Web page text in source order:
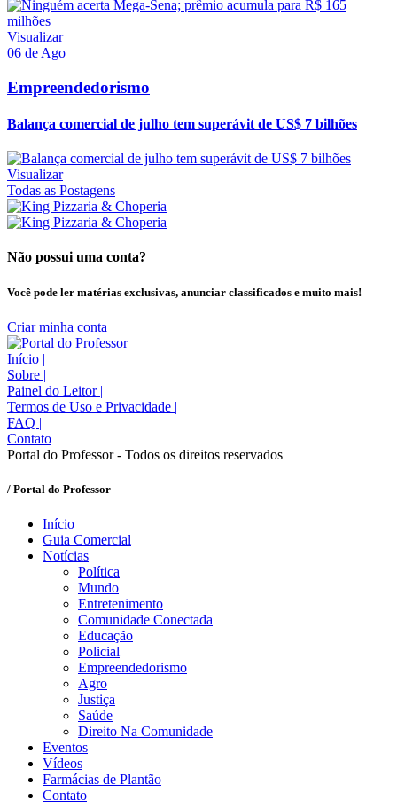
Visualizar
06 de Ago
Empreendedorismo
Balança comercial de julho tem superávit de US$ 7 bilhões
Visualizar
Todas as Postagens
Não possui uma conta?
Você pode ler matérias exclusivas, anunciar classificados e muito mais!
Criar minha conta
Início |
Sobre |
Painel do Leitor |
Termos de Uso e Privacidade |
FAQ |
Contato
Portal do Professor - Todos os direitos reservados
/ Portal do Professor
Início
Guia Comercial
Notícias
Política
Mundo
Entretenimento
Comunidade Conectada
Educação
Policial
Empreendedorismo
Agro
Justiça
Saúde
Direito Na Comunidade
Eventos
Vídeos
Farmácias de Plantão
Contato